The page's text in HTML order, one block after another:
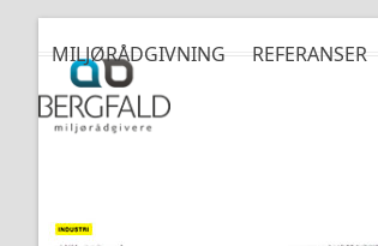
MILJØRÅDGIVNING REFERANSER